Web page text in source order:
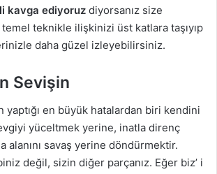
k
kavga ediyoruz diyorsanız size
teknikle ilişkinizi üst katlara taşıyıp
daha güzel izleyebilirsiniz.
Sevişin
en büyük hatalardan biri kendini
yüceltmek yerine, inatla direnç
alanını savaş yerine döndürmektir.
değil, sizin diğer parçanız. Eğer biz’ i